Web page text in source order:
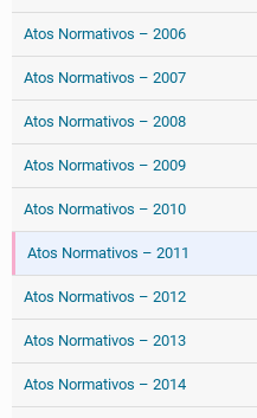
Atos Normativos – 2006
Atos Normativos – 2007
Atos Normativos – 2008
Atos Normativos – 2009
Atos Normativos – 2010
Atos Normativos – 2011
Atos Normativos – 2012
Atos Normativos – 2013
Atos Normativos – 2014